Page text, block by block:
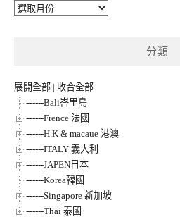
彙
分類
展開全部 | 收合全部
------Bali峇里島
------Frence 法國
------H.K & macaue 港澳
------ITALY 義大利
------JAPEN日本
------Korea韓國
------Singapore 新加坡
------Thai 泰國